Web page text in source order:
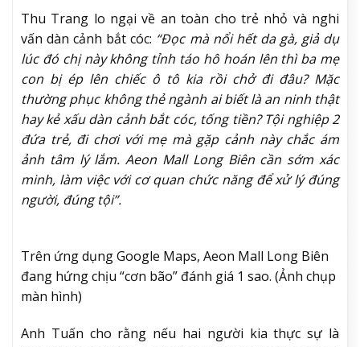
Thu Trang lo ngại về an toàn cho trẻ nhỏ và nghi
vấn dàn cảnh bắt cóc: “Đọc mà nổi hết da gà, giả dụ
lúc đó chị này không tỉnh táo hô hoán lên thì ba mẹ
con bị ép lên chiếc ô tô kia rồi chở đi đâu? Mặc
thường phục không thẻ ngành ai biết là an ninh thật
hay kẻ xấu dàn cảnh bắt cóc, tống tiền? Tội nghiệp 2
đứa trẻ, đi chơi với mẹ mà gặp cảnh này chắc ám
ảnh tâm lý lắm. Aeon Mall Long Biên cần sớm xác
minh, làm việc với cơ quan chức năng để xử lý đúng
người, đúng tội”.
Trên ứng dụng Google Maps, Aeon Mall Long Biên
đang hứng chịu “cơn bão” đánh giá 1 sao. (Ảnh chụp
màn hình)
Anh Tuấn cho rằng nếu hai người kia thực sự là